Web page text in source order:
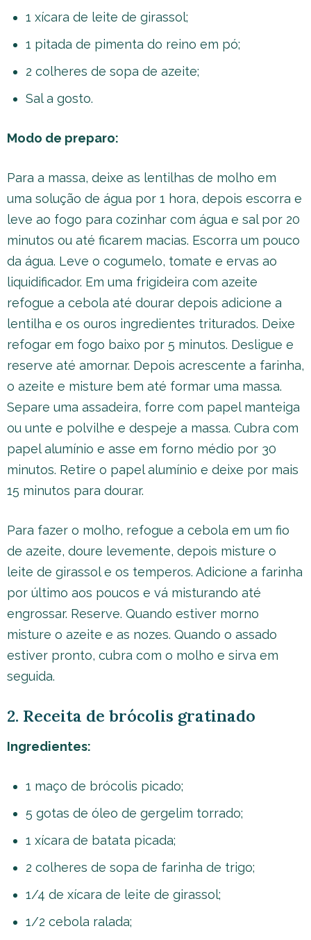
1 xícara de leite de girassol;
1 pitada de pimenta do reino em pó;
2 colheres de sopa de azeite;
Sal a gosto.
Modo de preparo:
Para a massa, deixe as lentilhas de molho em
uma solução de água por 1 hora, depois escorra e
leve ao fogo para cozinhar com água e sal por 20
minutos ou até ficarem macias. Escorra um pouco
da água. Leve o cogumelo, tomate e ervas ao
liquidificador. Em uma frigideira com azeite
refogue a cebola até dourar depois adicione a
lentilha e os ouros ingredientes triturados. Deixe
refogar em fogo baixo por 5 minutos. Desligue e
reserve até amornar. Depois acrescente a farinha,
o azeite e misture bem até formar uma massa.
Separe uma assadeira, forre com papel manteiga
ou unte e polvilhe e despeje a massa. Cubra com
papel alumínio e asse em forno médio por 30
minutos. Retire o papel alumínio e deixe por mais
15 minutos para dourar.
Para fazer o molho, refogue a cebola em um fio
de azeite, doure levemente, depois misture o
leite de girassol e os temperos. Adicione a farinha
por último aos poucos e vá misturando até
engrossar. Reserve. Quando estiver morno
misture o azeite e as nozes. Quando o assado
estiver pronto, cubra com o molho e sirva em
seguida.
2. Receita de brócolis gratinado
Ingredientes:
1 maço de brócolis picado;
5 gotas de óleo de gergelim torrado;
1 xícara de batata picada;
2 colheres de sopa de farinha de trigo;
1/4 de xícara de leite de girassol;
1/2 cebola ralada;